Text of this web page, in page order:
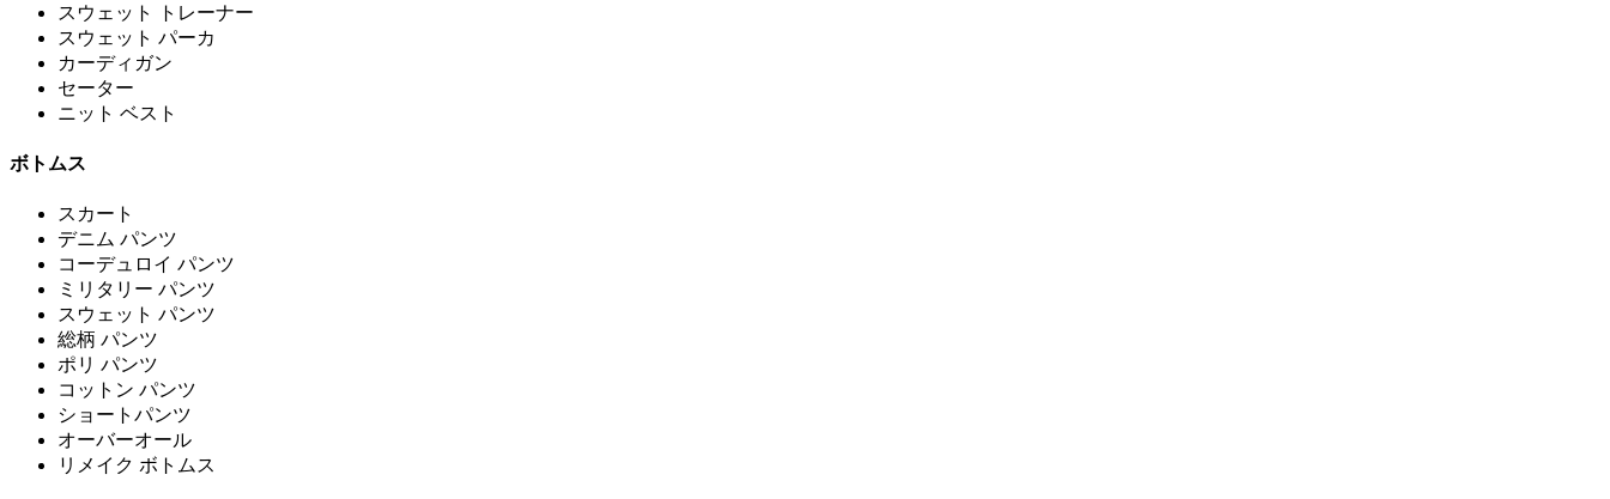
スウェット トレーナー
スウェット パーカ
カーディガン
セーター
ニット ベスト
ボトムス
スカート
デニム パンツ
コーデュロイ パンツ
ミリタリー パンツ
スウェット パンツ
総柄 パンツ
ポリ パンツ
コットン パンツ
ショートパンツ
オーバーオール
リメイク ボトムス